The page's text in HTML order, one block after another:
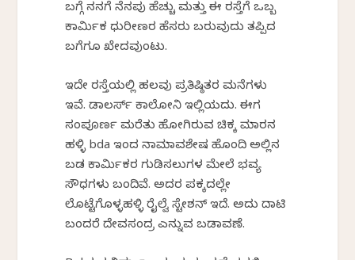
ಬಗ್ಗೆ ನನಗೆ ನೆನಪು ಹೆಚ್ಚು ಮತ್ತು ಈ ರಸ್ತೆಗೆ ಒಬ್ಬ
ಕಾರ್ಮಿಕ ಧುರೀಣರ ಹೆಸರು ಬರುವುದು ತಪ್ಪಿದ
ಬಗೆಗೂ ಖೇದವುಂಟು.
ಇದೇ ರಸ್ತೆಯಲ್ಲಿ ಹಲವು ಪ್ರತಿಷ್ಠಿತರ ಮನೆಗಳು
ಇವೆ. ಡಾಲರ್ಸ್ ಕಾಲೋನಿ ಇಲ್ಲಿಯದು. ಈಗ
ಸಂಪೂರ್ಣ ಮರೆತು ಹೋಗಿರುವ ಚಿಕ್ಕ ಮಾರನ
ಹಳ್ಳಿ bda ಇಂದ ನಾಮಾವಶೇಷ ಹೊಂದಿ ಅಲ್ಲಿನ
ಬಡ ಕಾರ್ಮಿಕರ ಗುಡಿಸಲುಗಳ ಮೇಲೆ ಭವ್ಯ
ಸೌಧಗಳು ಬಂದಿವೆ. ಅದರ ಪಕ್ಕದಲ್ಲೇ
ಲೊಟ್ಟೆಗೊಳ್ಳಹಳ್ಳಿ ರೈಲ್ವೆ ಸ್ಟೇಶನ್ ಇದೆ. ಅದು ದಾಟಿ
ಬಂದರೆ ದೇವಸಂದ್ರ ಎನ್ನುವ ಬಡಾವಣೆ.